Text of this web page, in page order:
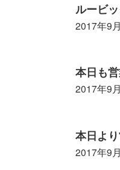
ルービ
2017年9
本日も
2017年9
本日よ
2017年9